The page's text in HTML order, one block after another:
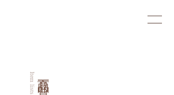
Item lists